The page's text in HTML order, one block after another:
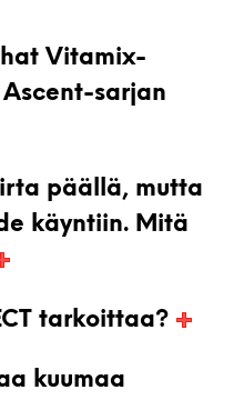
Vitamix-
sarjan
päällä, mutta
käyntiin. Mitä
tarkoittaa?
kuumaa